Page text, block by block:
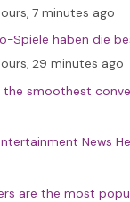
7 minutes ago
Spiele haben die
29 minutes ago
the smoothest
News
are the most